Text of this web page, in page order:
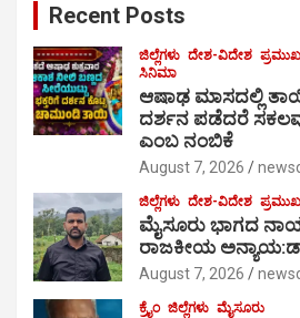
Recent Posts
ಜಿಲ್ಲೆಗಳು ದೇಶ-ವಿದೇಶ ಪ್ರಮುಖ
ಸಿನಿಮಾ
ಆಷಾಢ ಮಾಸದಲ್ಲಿ
ದರ್ಶನ ಪಡೆದರೆ
ಎಂಬ ನಂಬಿಕೆ
August 7, 2026
ಜಿಲ್ಲೆಗಳು ದೇಶ-ವಿದೇಶ ಪ್ರಮುಖ
ಮೈಸೂರು ಭಾಗದ
ರಾಜಕೀಯ
August 7, 2026
ಕ್ರೈಂ ಜಿಲ್ಲೆಗಳು ಮೈಸೂರು